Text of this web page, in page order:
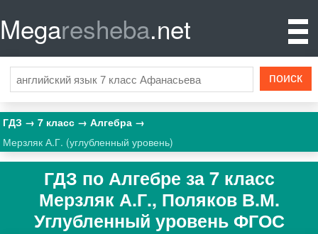
Megaresheba.net
ГДЗ 7 класс
Алгебра
Мерзляк А.Г. (углубленный уровень)
ГДЗ по Алгебре за 7 класс
Мерзляк А.Г., Поляков В.М.
Углубленный уровень ФГОС